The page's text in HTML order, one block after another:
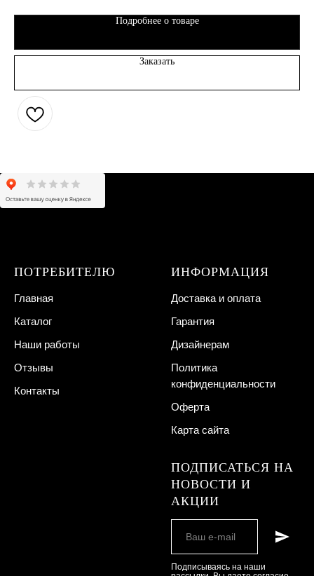
Подробнее о товаре
Заказать
ПОТРЕБИТЕЛЮ
Главная
Каталог
Наши работы
Отзывы
Контакты
ИНФОРМАЦИЯ
Доставка и оплата
Гарантия
Дизайнерам
Политика
конфиденциальности
Оферта
Карта сайта
ПОДПИСАТЬСЯ НА
НОВОСТИ И
АКЦИИ
Подписываясь на наши